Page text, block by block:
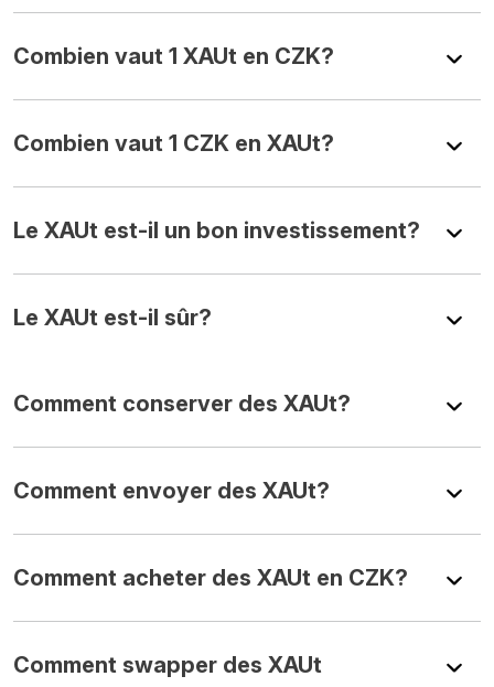
Combien vaut 1 XAUt en CZK?
Combien vaut 1 CZK en XAUt?
Le XAUt est-il un bon investissement?
Le XAUt est-il sûr?
Comment conserver des XAUt?
Comment envoyer des XAUt?
Comment acheter des XAUt en CZK?
Comment swapper des XAUt